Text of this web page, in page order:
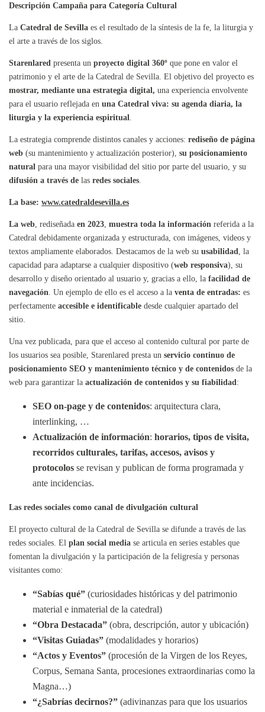
Descripción Campaña para Categoría Cultural
La Catedral de Sevilla es el resultado de la síntesis de la fe, la liturgia y
el arte a través de los siglos.
Starenlared presenta un proyecto digital 360º que pone en valor el
patrimonio y el arte de la Catedral de Sevilla. El objetivo del proyecto es
mostrar, mediante una estrategia digital, una experiencia envolvente
para el usuario reflejada en una Catedral viva: su agenda diaria, la
liturgia y la experiencia espiritual
La estrategia comprende distintos canales y acciones: rediseño de página
web (su mantenimiento y actualización posterior), su posicionamiento
natural para una mayor visibilidad del sitio por parte del usuario, y su
difusión a través de las redes sociales
La base: www.catedraldesevilla.es
La web , rediseñada en 2023 muestra toda la información referida a la
Catedral debidamente organizada y estructurada, con imágenes, videos y
textos ampliamente elaborados. Destacamos de la web su usabilidad , la
capacidad para adaptarse a cualquier dispositivo (web responsiva), su
desarrollo y diseño orientado al usuario y, gracias a ello, la facilidad de
navegación . Un ejemplo de ello es el acceso a la venta de entradas: es
perfectamente accesible e identificable desde cualquier apartado del
sitio.
Una vez publicada, para que el acceso al contenido cultural por parte de
los usuarios sea posible, Starenlared presta un servicio continuo de
posicionamiento SEO y mantenimiento técnico y de contenidos de la
web para garantizar la actualización de contenidos y su fiabilidad:
SEO on-page y de contenidos: arquitectura clara,
interlinking, …
Actualización de información: horarios, tipos de visita,
recorridos culturales, tarifas, accesos, avisos y
protocolos se revisan y publican de forma programada y
ante incidencias.
Las redes sociales como canal de divulgación cultural
El proyecto cultural de la Catedral de Sevilla se difunde a través de las
redes sociales. El plan social media se articula en series estables que
fomentan la divulgación y la participación de la feligresía y personas
visitantes como:
“Sabías qué” (curiosidades históricas y del patrimonio
material e inmaterial de la catedral)
“Obra Destacada” (obra, descripción, autor y ubicación)
“Visitas Guiadas” (modalidades y horarios)
“Actos y Eventos” (procesión de la Virgen de los Reyes,
Corpus, Semana Santa, procesiones extraordinarias como la
Magna…)
“¿Sabrías decirnos?” (adivinanzas para que los usuarios